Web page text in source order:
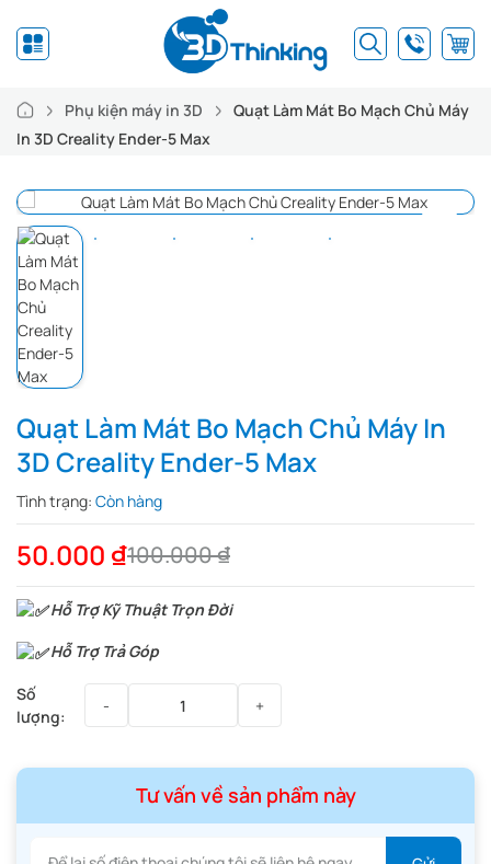
Phụ kiện máy in 3D
Quạt Làm Mát Bo Mạch Chủ Máy
In 3D Creality Ender-5 Max
Quạt Làm Mát Bo Mạch Chủ Máy In
3D Creality Ender-5 Max
Tình trạng: Còn hàng
100.000₫
50.000 ₫
Hỗ Trợ Kỹ Thuật Trọn Đời
Hỗ Trợ Trả Góp
Tư vấn về sản phẩm này